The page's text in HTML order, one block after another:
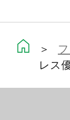
ベースは
て構成。
「千代田桃
＞
レス